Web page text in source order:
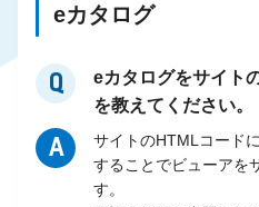
eカタログ
Q
eカタログをサイト
を教えてください。
A
サイトのHTMLコード
することでビューアを
す。